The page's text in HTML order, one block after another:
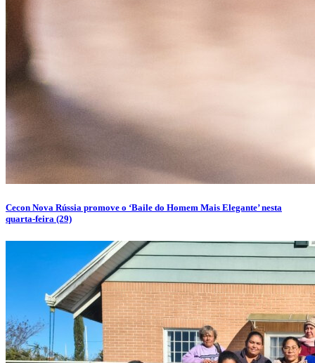
Cecon Nova Rússia promove o ‘Baile do Homem Mais Elegante’ nesta
quarta-feira (29)